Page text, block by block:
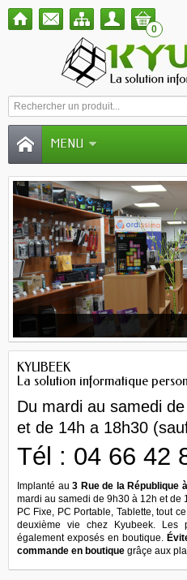
0
MENU
KYUBEEK
La solution informatique
Du mardi au samedi
et de 14h a 18h30
Tél : 04 66 42
Implanté au 3 Rue de la République
mardi au samedi de 9h30 à 12h et
PC Fixe, PC Portable, Tablette, tout
deuxième vie chez Kyubeek. Les
également exposés en boutique.
commande en boutique grâçe aux